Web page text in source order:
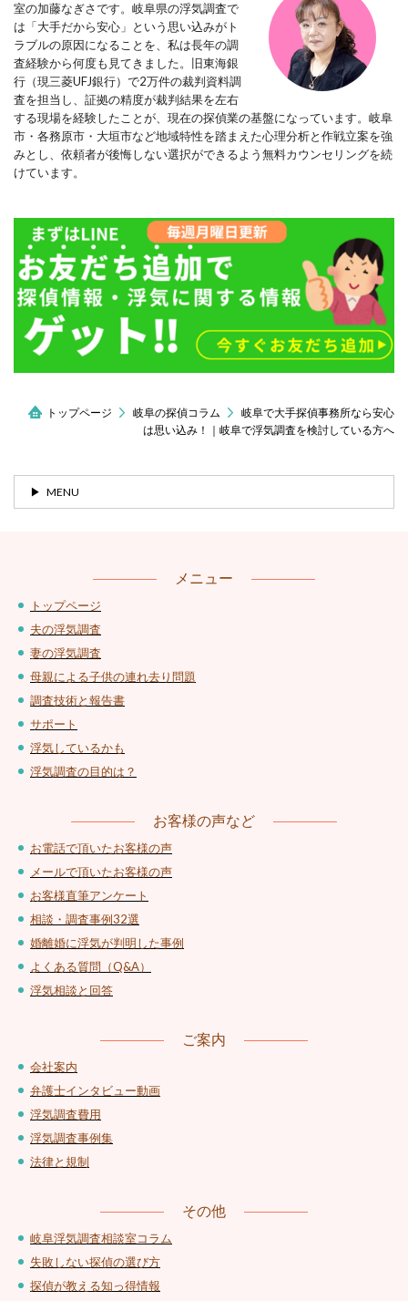
室の加藤なぎさです。岐阜県の浮気調査で
は「大手だから安心」という思い込みがト
ラブルの原因になることを、私は長年の調
査経験から何度も見てきました。旧東海銀
行（現三菱UFJ銀行）で2万件の裁判資料調
査を担当し、証拠の精度が裁判結果を左右
する現場を経験したことが、現在の探偵業の基盤になっています。岐阜
市・各務原市・大垣市など地域特性を踏まえた心理分析と作戦立案を強
みとし、依頼者が後悔しない選択ができるよう無料カウンセリングを続
けています。
トップページ 岐阜の探偵コラム
岐阜で大手探偵事務所なら安心
は思い込み！｜岐阜で浮気調査を検討している方へ
MENU
メニュー
トップページ
夫の浮気調査
妻の浮気調査
母親による子供の連れ去り問題
調査技術と報告書
サポート
浮気しているかも
浮気調査の目的は？
お客様の声など
お電話で頂いたお客様の声
メールで頂いたお客様の声
お客様直筆アンケート
相談・調査事例32選
婚離婚に浮気が判明した事例
よくある質問（Q&A）
浮気相談と回答
ご案内
会社案内
弁護士インタビュー動画
浮気調査費用
浮気調査事例集
法律と規制
その他
岐阜浮気調査相談室コラム
失敗しない探偵の選び方
探偵が教える知っ得情報